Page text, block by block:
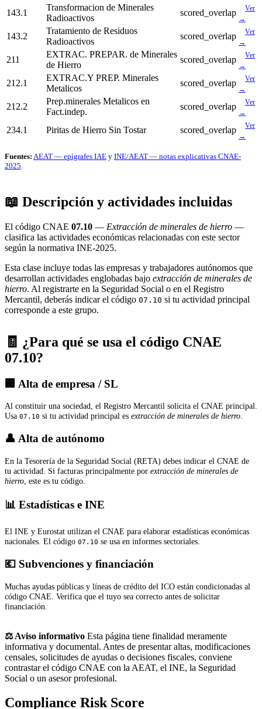
143.1
Transformacion de Minerales
Radioactivos
scored_overlap
Ver
→
143.2
Tratamiento de Residuos
Radioactivos
scored_overlap
Ver
→
211
EXTRAC. PREPAR. de Minerales
de Hierro
scored_overlap
Ver
→
212.1
EXTRAC.Y PREP. Minerales
Metalicos
scored_overlap
Ver
→
212.2
Prep.minerales Metalicos en
Fact.indep.
scored_overlap
Ver
→
234.1 Piritas de Hierro Sin Tostar scored_overlap
Ver
→
Fuentes: AEAT — epígrafes IAE y INE/AEAT — notas explicativas CNAE-
2025
📖 Descripción y actividades incluidas
El código CNAE 07.10 — Extracción de minerales de hierro —
clasifica las actividades económicas relacionadas con este sector
según la normativa INE-2025.
Esta clase incluye todas las empresas y trabajadores autónomos que
desarrollan actividades englobadas bajo extracción de minerales de
hierro. Al registrarte en la Seguridad Social o en el Registro
Mercantil, deberás indicar el código 07.10 si tu actividad principal
corresponde a este grupo.
🧾 ¿Para qué se usa el código CNAE
07.10?
🏢 Alta de empresa / SL
Al constituir una sociedad, el Registro Mercantil solicita el CNAE principal.
Usa 07.10 si tu actividad principal es extracción de minerales de hierro.
👤 Alta de autónomo
En la Tesorería de la Seguridad Social (RETA) debes indicar el CNAE de
tu actividad. Si facturas principalmente por extracción de minerales de
hierro , este es tu código.
📊 Estadísticas e INE
El INE y Eurostat utilizan el CNAE para elaborar estadísticas económicas
nacionales. El código 07.10 se usa en informes sectoriales.
💶 Subvenciones y financiación
Muchas ayudas públicas y líneas de crédito del ICO están condicionadas al
código CNAE. Verifica que el tuyo sea correcto antes de solicitar
financiación.
⚖️ Aviso informativo Esta página tiene finalidad meramente
informativa y documental. Antes de presentar altas, modificaciones
censales, solicitudes de ayudas o decisiones fiscales, conviene
contrastar el código CNAE con la AEAT, el INE, la Seguridad
Social o un asesor profesional.
Compliance Risk Score